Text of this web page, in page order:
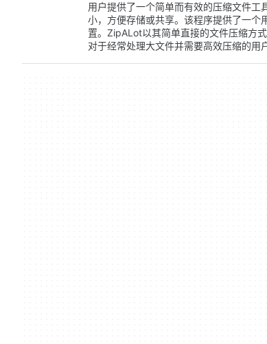
用户提供了一个简单而有效的压缩文件
小，方便存储或共享。该程序提供了一个
置。ZipALot以其简单直接的文件压缩方
对于经常处理大文件并需要高效压缩的用